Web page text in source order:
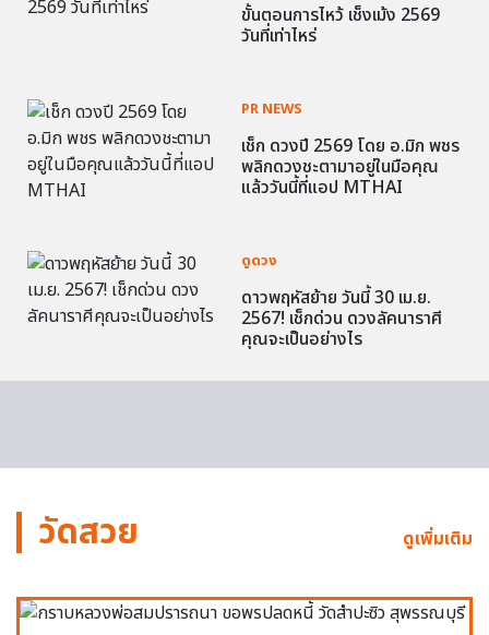
ขั้นตอนการไหว้ เช็งเม้ง 2569
วันที่เท่าไหร่
PR NEWS
เช็ก ดวงปี 2569 โดย อ.มิก พชร
พลิกดวงชะตามาอยู่ในมือคุณ
แล้ววันนี้ที่แอป MTHAI
ดูดวง
ดาวพฤหัสย้าย วันนี้ 30 เม.ย.
2567! เช็กด่วน ดวงลัคนาราศี
คุณจะเป็นอย่างไร
วัดสวย ดูเพิ่มเติม